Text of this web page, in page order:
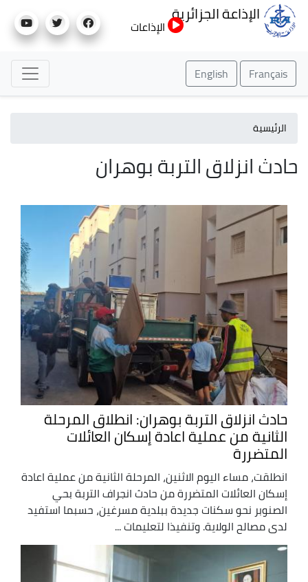
إلى
الإذاعة الجزائرية
الإذاعات
Français
English
الرئيسية
حادث انزلاق التربة بوهران
حادث انزلاق التربة بوهران: انطلاق المرحلة
الثانية من عملية اعادة إسكان العائلات
المتضررة
انطلقت، مساء اليوم الاثنين، المرحلة الثانية من عملية اعادة
إسكان العائلات المتضررة من حادث انجراف التربة بحي
الصنوبر نحو سكنات جديدة ببلدية مسرغين، حسبما استفيد
لدى مصالح الولاية. وتنفيذا لتعليمات ...